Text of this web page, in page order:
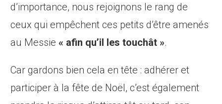
d’importance, nous rejoignons le rang de
ceux qui empêchent ces petits d’être amenés
au Messie« afin qu’il les touchât ».
Car gardons bien cela en tête : adhérer et
participer à la fête de Noël, c’est également